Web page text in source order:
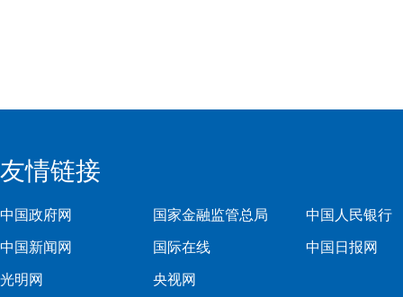
友情链接
中国政府网 国家金融监管总局 中国人民银行
中国新闻网 国际在线 中国日报网
光明网 央视网